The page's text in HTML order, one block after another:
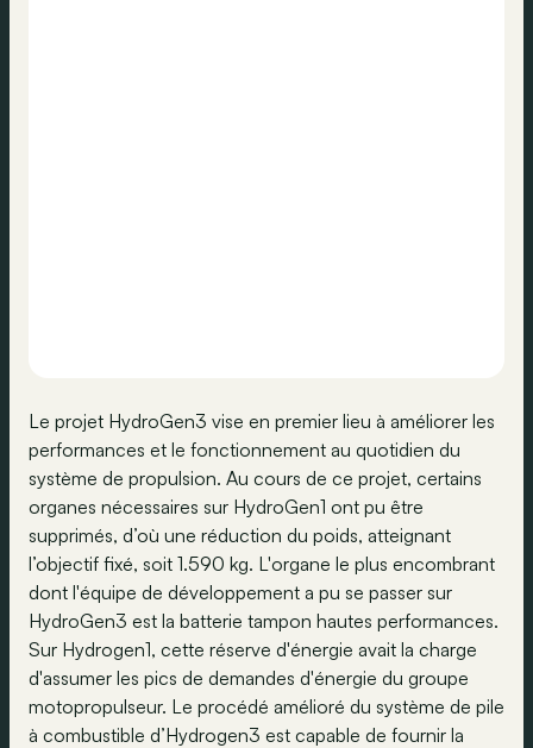
Le projet HydroGen3 vise en premier lieu à améliorer les
performances et le fonctionnement au quotidien du
système de propulsion. Au cours de ce projet, certains
organes nécessaires sur HydroGen1 ont pu être
supprimés, d’où une réduction du poids, atteignant
l’objectif fixé, soit 1.590 kg. L'organe le plus encombrant
dont l'équipe de développement a pu se passer sur
HydroGen3 est la batterie tampon hautes performances.
Sur Hydrogen1, cette réserve d'énergie avait la charge
d'assumer les pics de demandes d'énergie du groupe
motopropulseur. Le procédé amélioré du système de pile
à combustible d’Hydrogen3 est capable de fournir la